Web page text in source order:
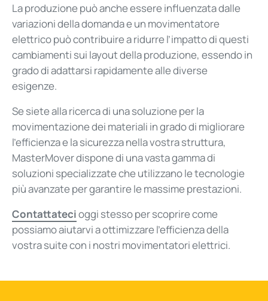
La produzione può anche essere influenzata dalle
variazioni della domanda e un movimentatore
elettrico può contribuire a ridurre l’impatto di questi
cambiamenti sui layout della produzione, essendo in
grado di adattarsi rapidamente alle diverse
esigenze.
Se siete alla ricerca di una soluzione per la
movimentazione dei materiali in grado di migliorare
l’efficienza e la sicurezza nella vostra struttura,
MasterMover dispone di una vasta gamma di
soluzioni specializzate che utilizzano le tecnologie
più avanzate per garantire le massime prestazioni.
Contattatecioggi stesso per scoprire come
possiamo aiutarvi a ottimizzare l’efficienza della
vostra suite con i nostri movimentatori elettrici.